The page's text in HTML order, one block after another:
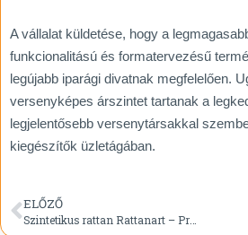
A vállalat küldetése, hogy a
funkcionalitású és formatervezésű
legújabb iparági divatnak megfelelően.
versenyképes árszintet tartanak a
legjelentősebb versenytársakkal
kiegészítők üzletágában.
ELŐZŐ
Szintetikus rattan Rattanart – Progresja